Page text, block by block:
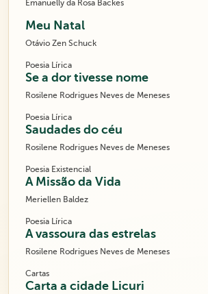
Emanuelly da Rosa Backes
Meu Natal
Otávio Zen Schuck
Poesia Lírica
Se a dor tivesse nome
Rosilene Rodrigues Neves de Meneses
Poesia Lírica
Saudades do céu
Rosilene Rodrigues Neves de Meneses
Poesia Existencial
A Missão da Vida
Meriellen Baldez
Poesia Lírica
A vassoura das estrelas
Rosilene Rodrigues Neves de Meneses
Cartas
Carta a cidade Licuri